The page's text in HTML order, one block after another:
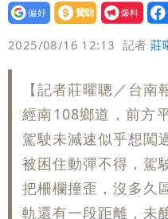
設為
贊助
我要
爆料
2025/08/16 12:13 記者莊
【記者莊曜聰／台
經南108鄉道，前方
駕駛未減速似乎想闖
被困住動彈不得，駕
把柵欄撞歪，沒多久
軌還有一段距離，未